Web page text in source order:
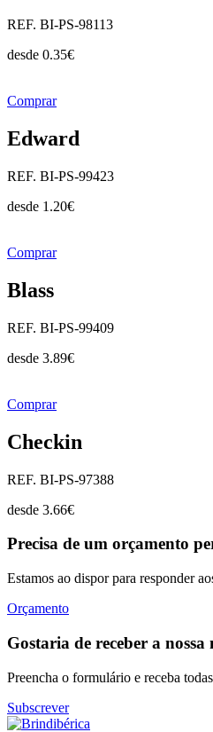
REF. BI-PS-98113
desde 0.35€
Comprar
Edward
REF. BI-PS-99423
desde 1.20€
Comprar
Blass
REF. BI-PS-99409
desde 3.89€
Comprar
Checkin
REF. BI-PS-97388
desde 3.66€
Precisa de um orçamento
Estamos ao dispor para responder
Orçamento
Gostaria de receber a nossa
Preencha o formulário e receba
Subscrever